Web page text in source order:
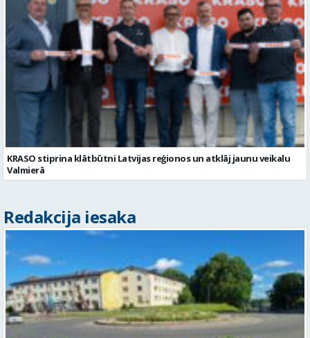
KRASO stiprina klātbūtni Latvijas reģionos un atklāj jaunu veikalu
Valmierā
Redakcija iesaka